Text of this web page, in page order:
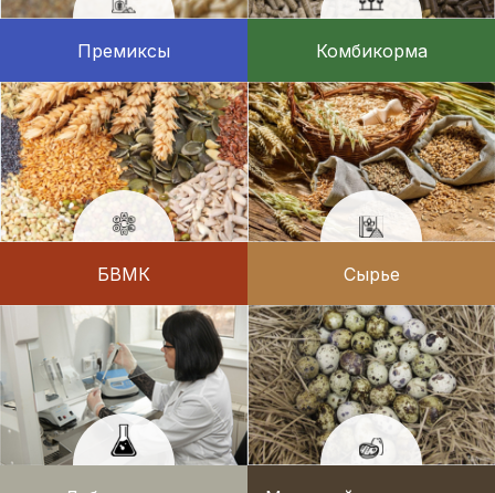
Премиксы Комбикорма
БВМК Сырье